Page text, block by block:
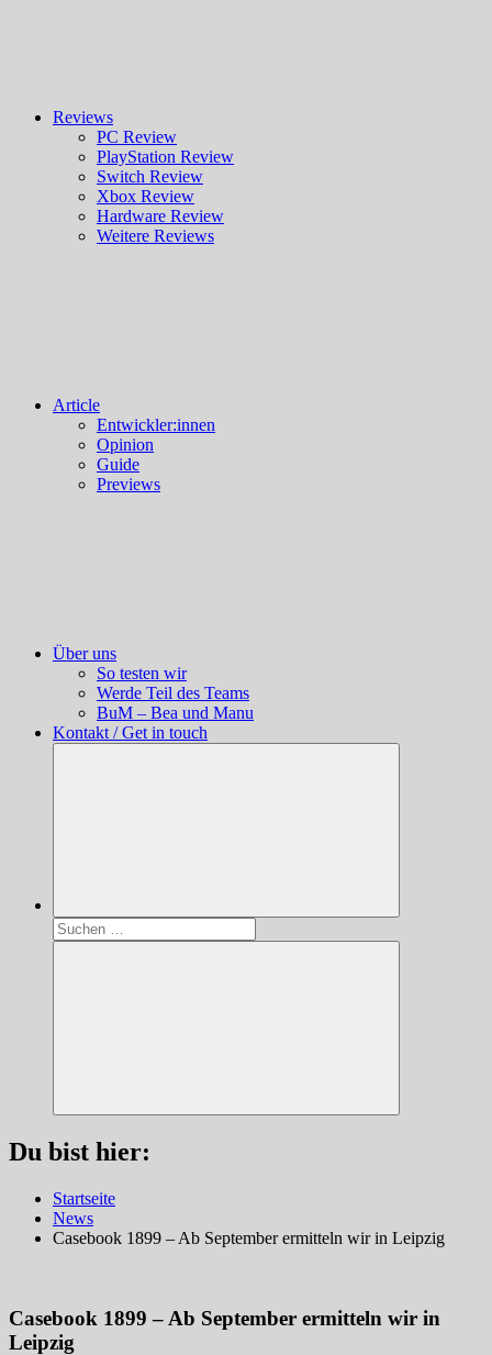
Reviews
PC Review
PlayStation Review
Switch Review
Xbox Review
Hardware Review
Weitere Reviews
Article
Entwickler:innen
Opinion
Guide
Previews
Über uns
So testen wir
Werde Teil des Teams
BuM – Bea und Manu
Kontakt / Get in touch
Suchen
nach:
Suchen
Du bist hier:
Startseite
News
Casebook 1899 – Ab September ermitteln wir in Leipzig
Casebook 1899 – Ab September ermitteln wir in
Leipzig